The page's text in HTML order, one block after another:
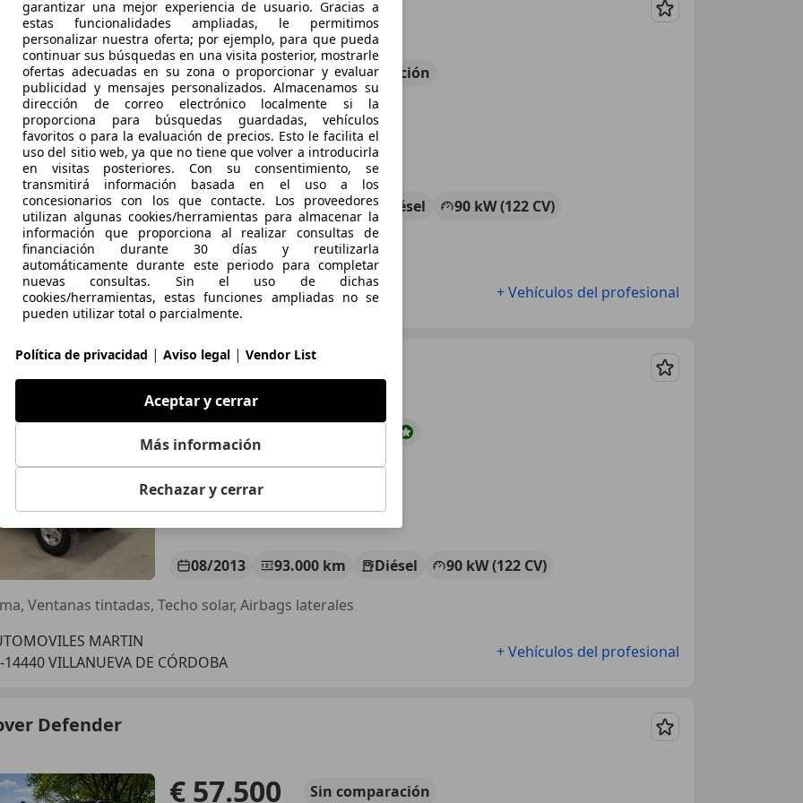
Defender
Guardar
€ 19.900 Sin comparación
09/1999 395.000 km Diésel
90 kW (122 CV)
4WD
08560 MANLLEU
+ Vehículos del profesional
Defender
Guardar
€ 37.500
08/2013 93.000 km Diésel
90 kW (122 CV)
Ventanas tintadas, Techo solar, Airbags laterales
MARTIN
14440 VILLANUEVA DE CÓRDOBA
+ Vehículos del profesional
Defender
Guardar
€ 57.500 Sin comparación
garantizar una mejor experiencia de usuario. Gracias a
estas funcionalidades ampliadas, le permitimos
personalizar nuestra oferta; por ejemplo, para que pueda
continuar sus búsquedas en una visita posterior, mostrarle
ofertas adecuadas en su zona o proporcionar y evaluar
publicidad y mensajes personalizados. Almacenamos su
dirección de correo electrónico localmente si la
proporciona para búsquedas guardadas, vehículos
favoritos o para la evaluación de precios. Esto le facilita el
uso del sitio web, ya que no tiene que volver a introducirla
en visitas posteriores. Con su consentimiento, se
transmitirá información basada en el uso a los
concesionarios con los que contacte. Los proveedores
utilizan algunas cookies/herramientas para almacenar la
información que proporciona al realizar consultas de
financiación durante 30 días y reutilizarla
automáticamente durante este periodo para completar
nuevas consultas. Sin el uso de dichas
cookies/herramientas, estas funciones ampliadas no se
pueden utilizar total o parcialmente.
Política de privacidad | Aviso legal | Vendor List
Aceptar y cerrar
Más información
Rechazar y cerrar